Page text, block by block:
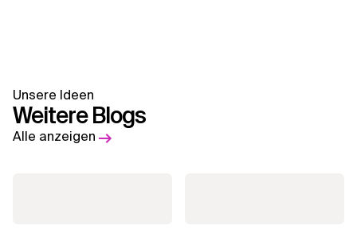
Unsere Ideen
Weitere Blogs
Alle anzeigen